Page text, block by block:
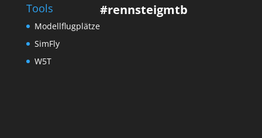
Tools
Modellflugplätze
SimFly
W5T
#rennsteigmtb